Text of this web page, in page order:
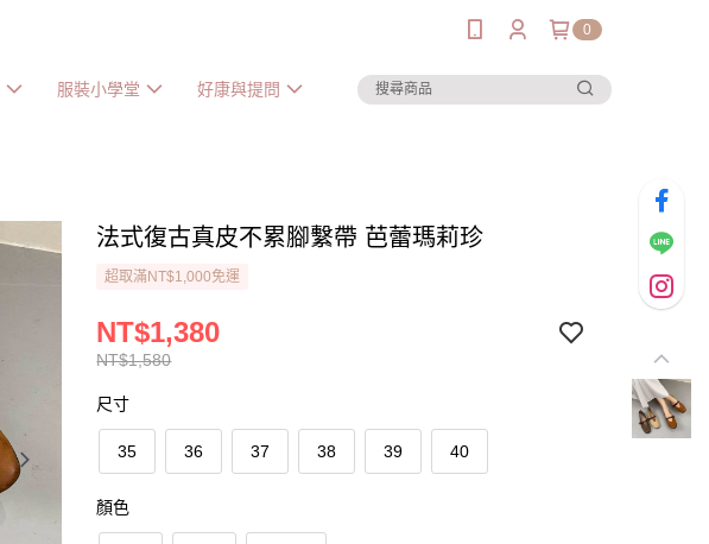
0
服裝小學堂 好康與提問
法式復古真皮不累腳繫帶 芭蕾瑪莉珍
超取滿NT$1,000免運
NT$1,580
NT$1,380
尺寸
35 36 37 38 39 40
顏色